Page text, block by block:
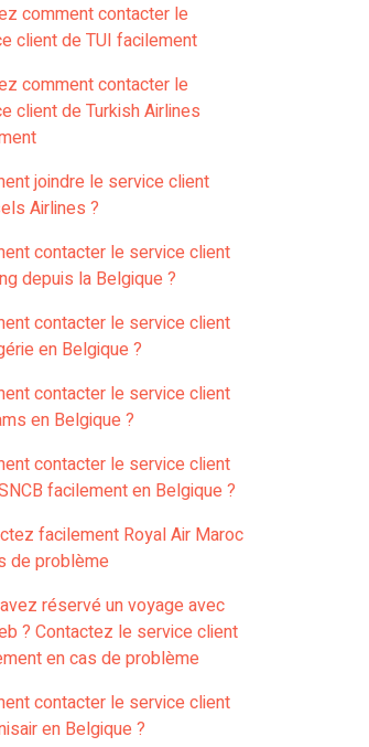
comment contacter le
client de TUI facilement
comment contacter le
client de Turkish Airlines
joindre le service client
Airlines ?
contacter le service client
depuis la Belgique ?
contacter le service client
en Belgique ?
contacter le service client
en Belgique ?
contacter le service client
facilement en Belgique ?
facilement Royal Air Maroc
de problème
réservé un voyage avec
? Contactez le service client
en cas de problème
contacter le service client
en Belgique ?